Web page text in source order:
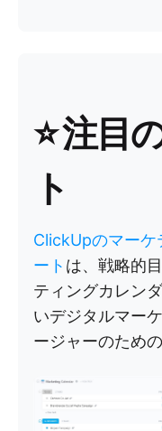
⭐ 注目
ト
ClickUpのマーケ
ート は、戦略的
ティングカレン
いデジタルマー
ージャーのため